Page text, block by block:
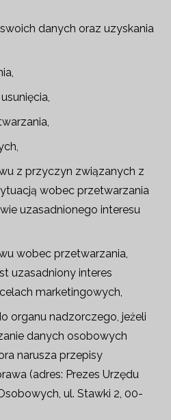
danych oraz uzyskania
z przyczyn związanych z
wobec przetwarzania
uzasadnionego interesu
wobec przetwarzania,
uzasadniony interes
marketingowych,
organu nadzorczego, jeżeli
danych osobowych
narusza przepisy
(adres: Prezes Urzędu
ul. Stawki 2, 00-